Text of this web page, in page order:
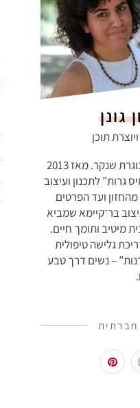
גונן
תוכן
אני לירון, מעצבת פנים בוגרת שנקר. מאז 2013
גרות” לתכנון ועיצוב
ועד הפרטים
בר־קיימא שמביא
מיטיב ותומך חיים.
גלישה טיפולית
– נשים דרך טבע
חברתית